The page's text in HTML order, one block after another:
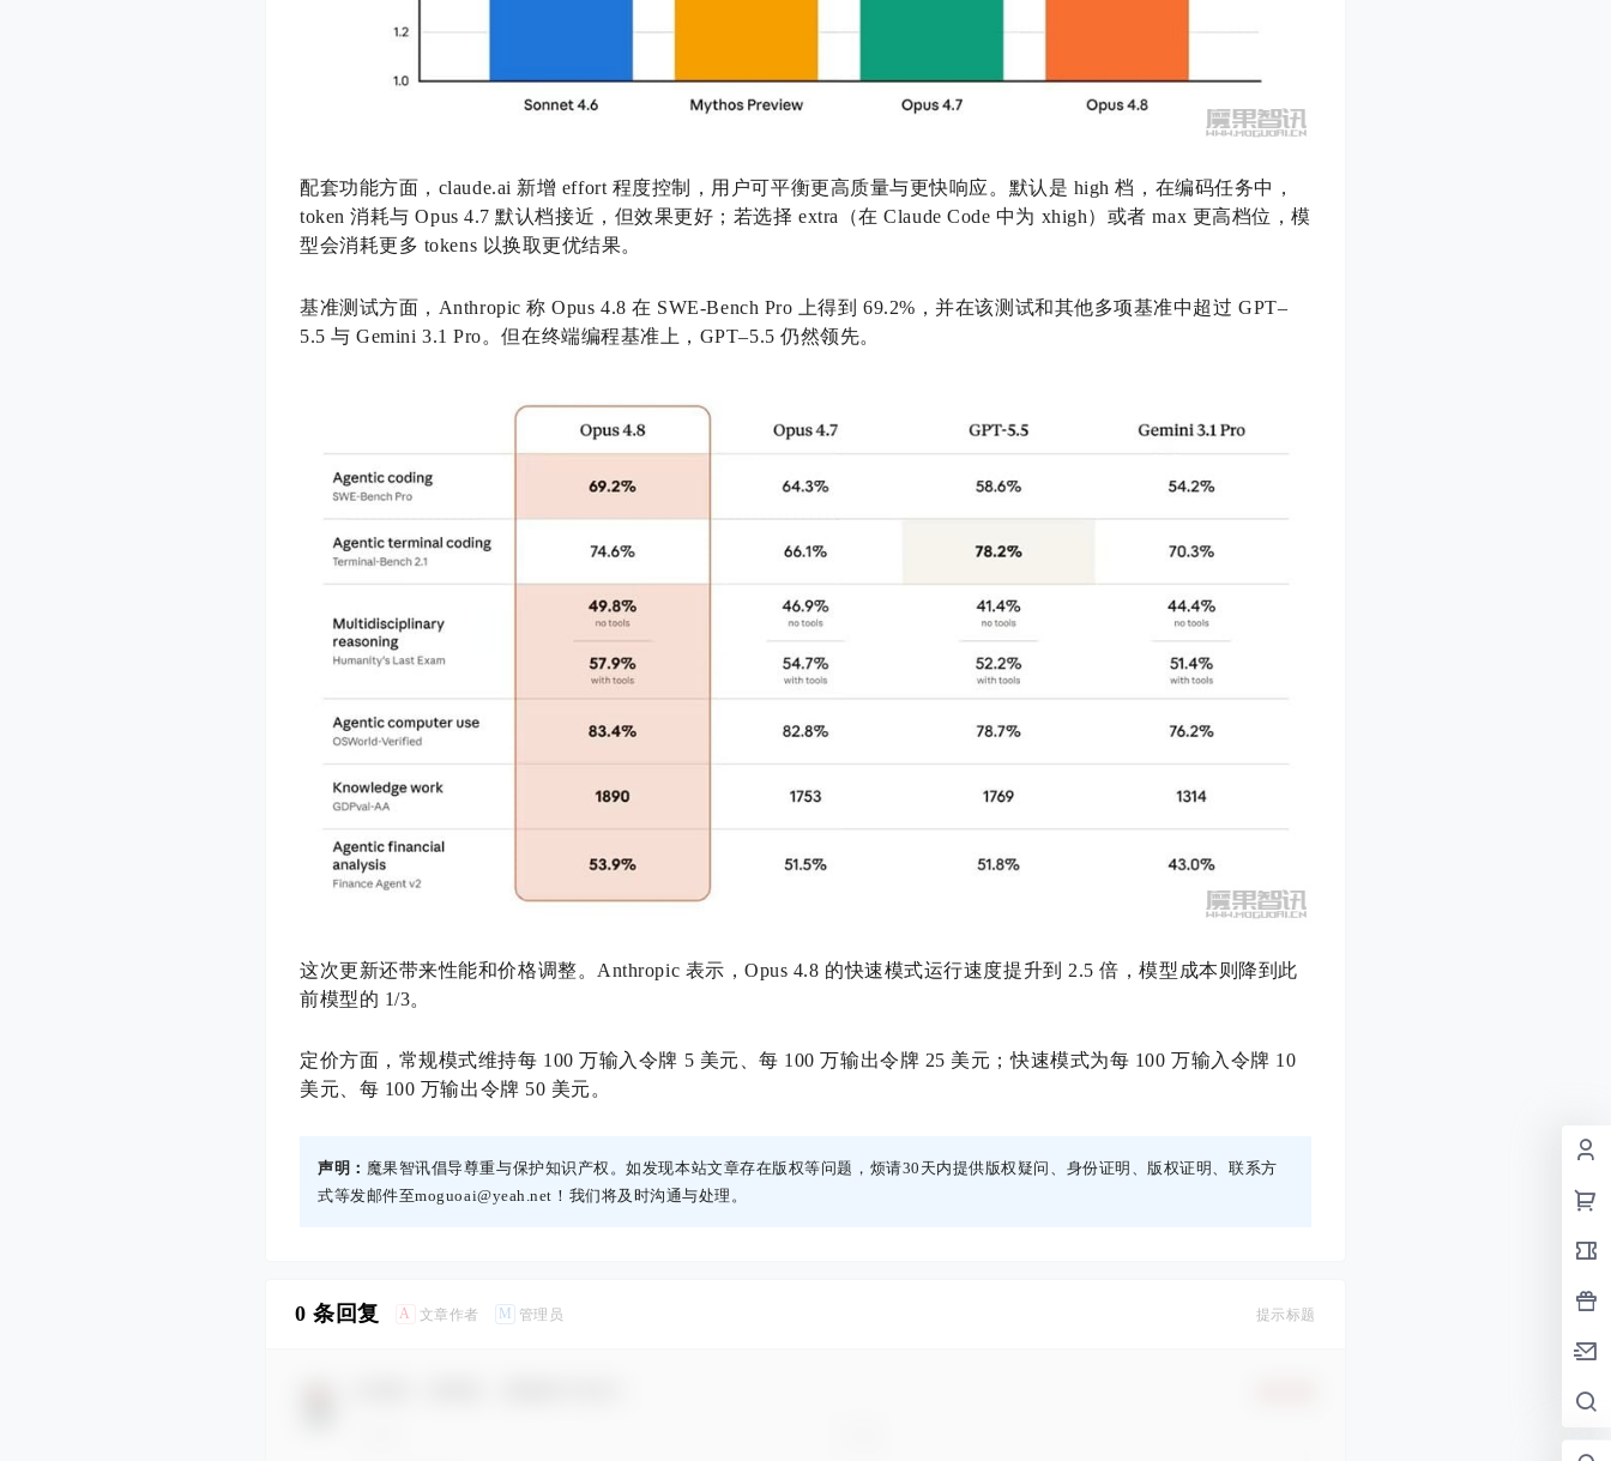
配套功能方面，claude.ai 新增 effort 程度控制，用户可平衡更高质量与更快响应。默认是 high 档，在编码任务中，
token 消耗与 Opus 4.7 默认档接近，但效果更好；若选择 extra（在 Claude Code 中为 xhigh）或者 max 更高档位，模
型会消耗更多 tokens 以换取更优结果。
基准测试方面，Anthropic 称 Opus 4.8 在 SWE-Bench Pro 上得到 69.2%，并在该测试和其他多项基准中超过 GPT–
5.5 与 Gemini 3.1 Pro。但在终端编程基准上，GPT–5.5 仍然领先。
这次更新还带来性能和价格调整。Anthropic 表示，Opus 4.8 的快速模式运行速度提升到 2.5 倍，模型成本则降到此
前模型的 1/3。
定价方面，常规模式维持每 100 万输入令牌 5 美元、每 100 万输出令牌 25 美元；快速模式为每 100 万输入令牌 10
美元、每 100 万输出令牌 50 美元。
声明： 魔果智讯倡导尊重与保护知识产权。如发现本站文章存在版权等问题，烦请30天内提供版权疑问、身份证明、版权证明、联系方
式等发邮件至moguoai@yeah.net！我们将及时沟通与处理。
0 条回复 A 文章作者 M 管理员 提示标题